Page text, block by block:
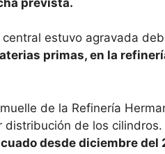
estuvo agravada
primas, en la
de la Refinería
distribución de los cilindros.
desde diciembre del